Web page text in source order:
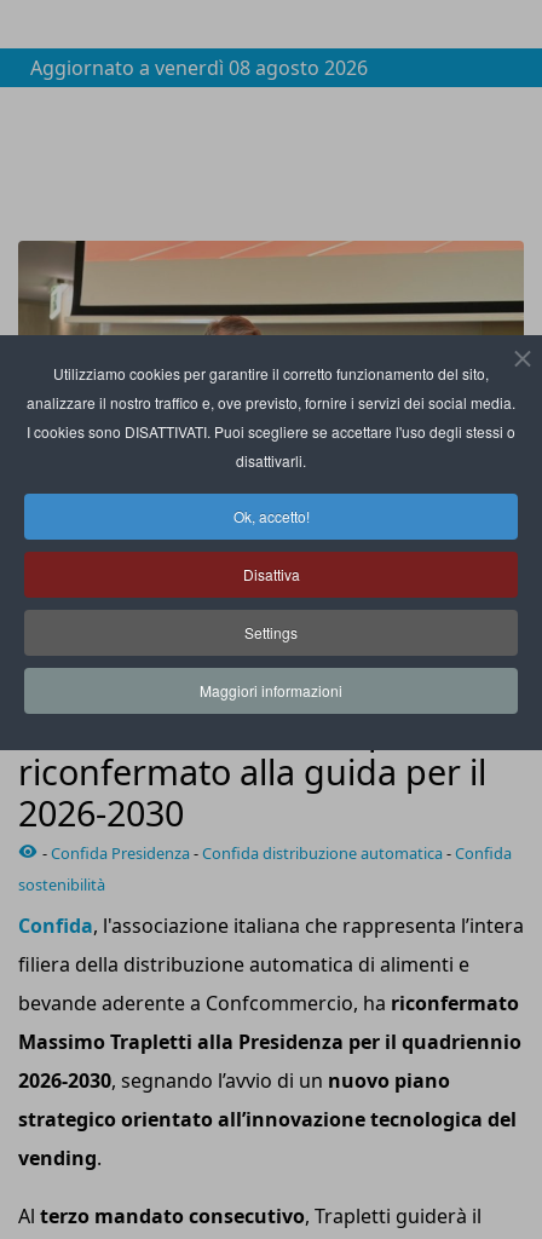
Utilizziamo cookies per garantire il corretto funzionamento del sito,
analizzare il nostro traffico e, ove previsto, fornire i servizi dei social media.
I cookies sono DISATTIVATI. Puoi scegliere se accettare l'uso degli stessi o
disattivarli.
Ok, accetto!
Disattiva
Settings
Maggiori informazioni
Aggiornato a venerdì 08 agosto 2026
Massimo Trapletti, presidente di Confida
Confida: Massimo Trapletti
riconfermato alla guida per il
2026-2030
-Confida Presidenza-Confida distribuzione automatica-Confida
sostenibilità
Confida, l'associazione italiana che rappresenta l’intera
filiera della distribuzione automatica di alimenti e
bevande aderente a Confcommercio, ha riconfermato
Massimo Trapletti alla Presidenza per il quadriennio
2026-2030, segnando l’avvio di un nuovo piano
strategico orientato all’innovazione tecnologica del
vending.
Al terzo mandato consecutivo, Trapletti guiderà il